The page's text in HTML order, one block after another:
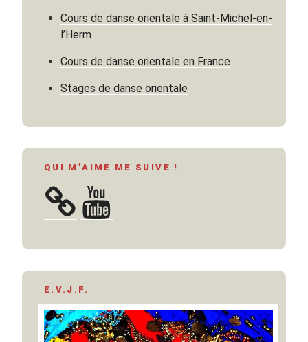
Cours de danse orientale à Saint-Michel-en-
l’Herm
Cours de danse orientale en France
Stages de danse orientale
QUI M’AIME ME SUIVE !
YouTube
E.V.J.F.